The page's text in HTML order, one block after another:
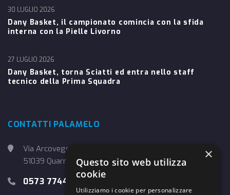
Dany Basket, il campionato comincia con la sfida
interna con la Pielle Livorno
30 LUGLIO 2026
Dany Basket, torna Sciatti ed entra nello staff
tecnico della Prima Squadra
27 LUGLIO 2026
CONTATTI PALAMELO
Via Arcoveggio, 4
51039 Quarrata (PT)
0573 774457
×
Questo sito web utilizza
cookie
Utilizziamo i cookie per personalizzare